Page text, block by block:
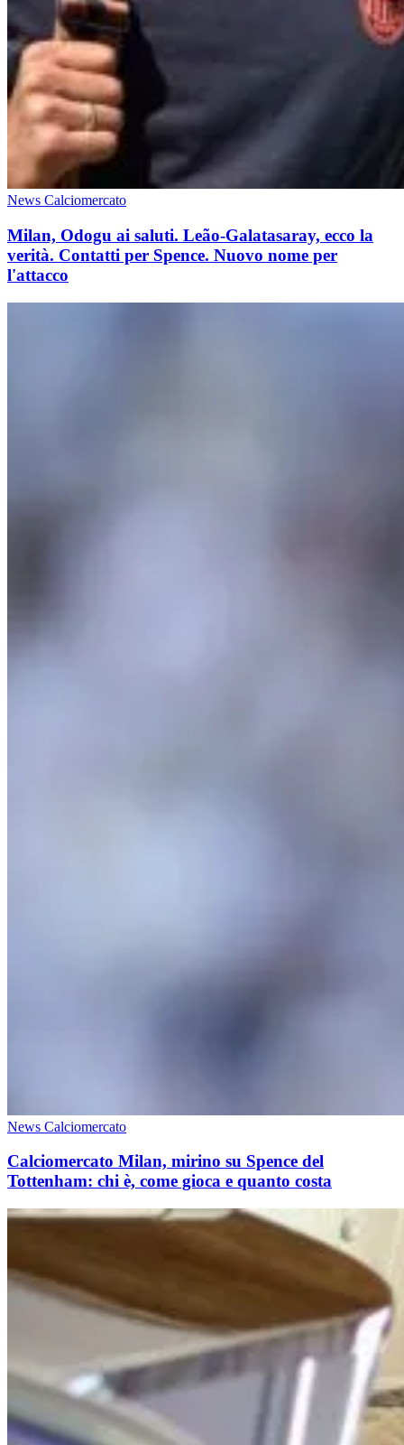
News Calciomercato
Milan, Odogu ai saluti. Leão-Galatasaray, ecco la
verità. Contatti per Spence. Nuovo nome per
l'attacco
News Calciomercato
Calciomercato Milan, mirino su Spence del
Tottenham: chi è, come gioca e quanto costa